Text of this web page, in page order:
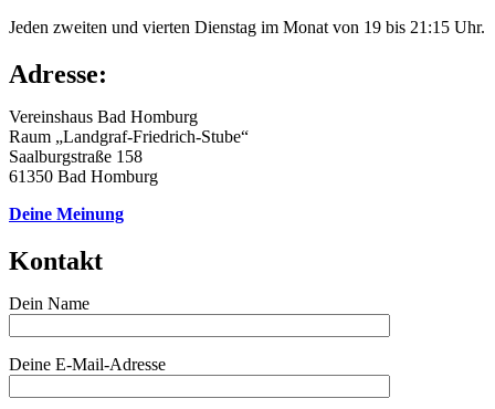
Jeden zweiten und vierten Dienstag im Monat von 19 bis 21:15 Uhr.
Adresse:
Vereinshaus Bad Homburg
Raum „Landgraf-Friedrich-Stube“
Saalburgstraße 158
61350 Bad Homburg
Deine Meinung
Kontakt
Dein Name
Deine E-Mail-Adresse